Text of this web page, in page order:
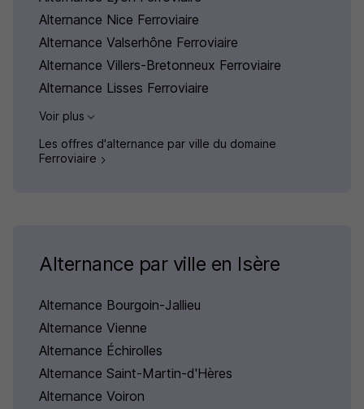
Alternance Nice Ferroviaire
Alternance Valserhône Ferroviaire
Alternance Villers-Bretonneux Ferroviaire
Alternance Lisses Ferroviaire
Voir plus
Les offres d'alternance par ville du domaine
Ferroviaire
Alternance par ville en Isère
Alternance Bourgoin-Jallieu
Alternance Vienne
Alternance Échirolles
Alternance Saint-Martin-d'Hères
Alternance Voiron